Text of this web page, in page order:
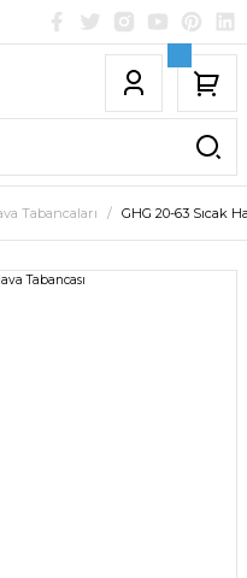
Tabancaları GHG 20-63 Sıcak